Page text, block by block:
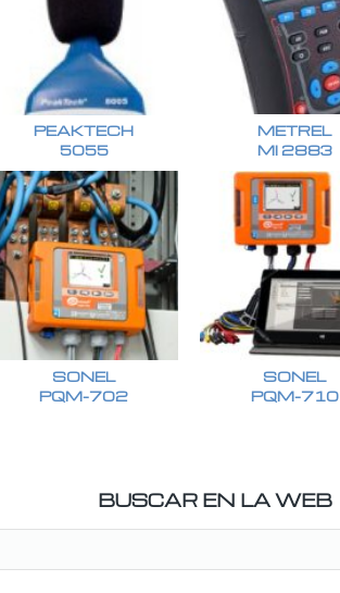
PEAKTECH
5055
METREL
MI 2883
SONEL
PQM-702
SONEL
PQM-710
BUSCAR EN LA WEB